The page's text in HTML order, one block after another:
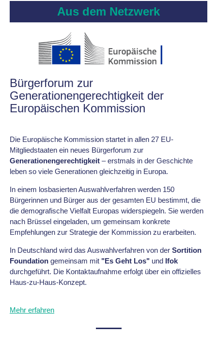
Aus dem Netzwerk
Bürgerforum zur
Generationengerechtigkeit der
Europäischen Kommission
Die Europäische Kommission startet in allen 27 EU-
Mitgliedstaaten ein neues Bürgerforum zur
Generationengerechtigkeit – erstmals in der Geschichte
leben so viele Generationen gleichzeitig in Europa.
In einem losbasierten Auswahlverfahren werden 150
Bürgerinnen und Bürger aus der gesamten EU bestimmt, die
die demografische Vielfalt Europas widerspiegeln. Sie werden
nach Brüssel eingeladen, um gemeinsam konkrete
Empfehlungen zur Strategie der Kommission zu erarbeiten.
In Deutschland wird das Auswahlverfahren von der Sortition
Foundation gemeinsam mit "Es Geht Los" und Ifok
durchgeführt. Die Kontaktaufnahme erfolgt über ein offizielles
Haus-zu-Haus-Konzept.
Mehr erfahren